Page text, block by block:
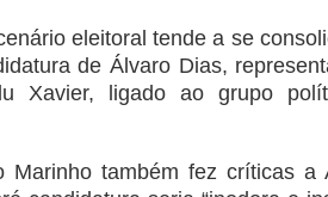
eleitoral tende a se
de Álvaro Dias,
Xavier, ligado ao grupo
Marinho também fez críticas a